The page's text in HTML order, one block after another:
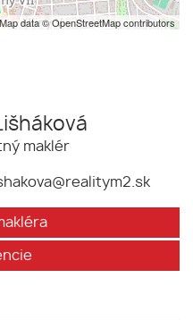
data ©OpenStreetMapcontributors
maklér